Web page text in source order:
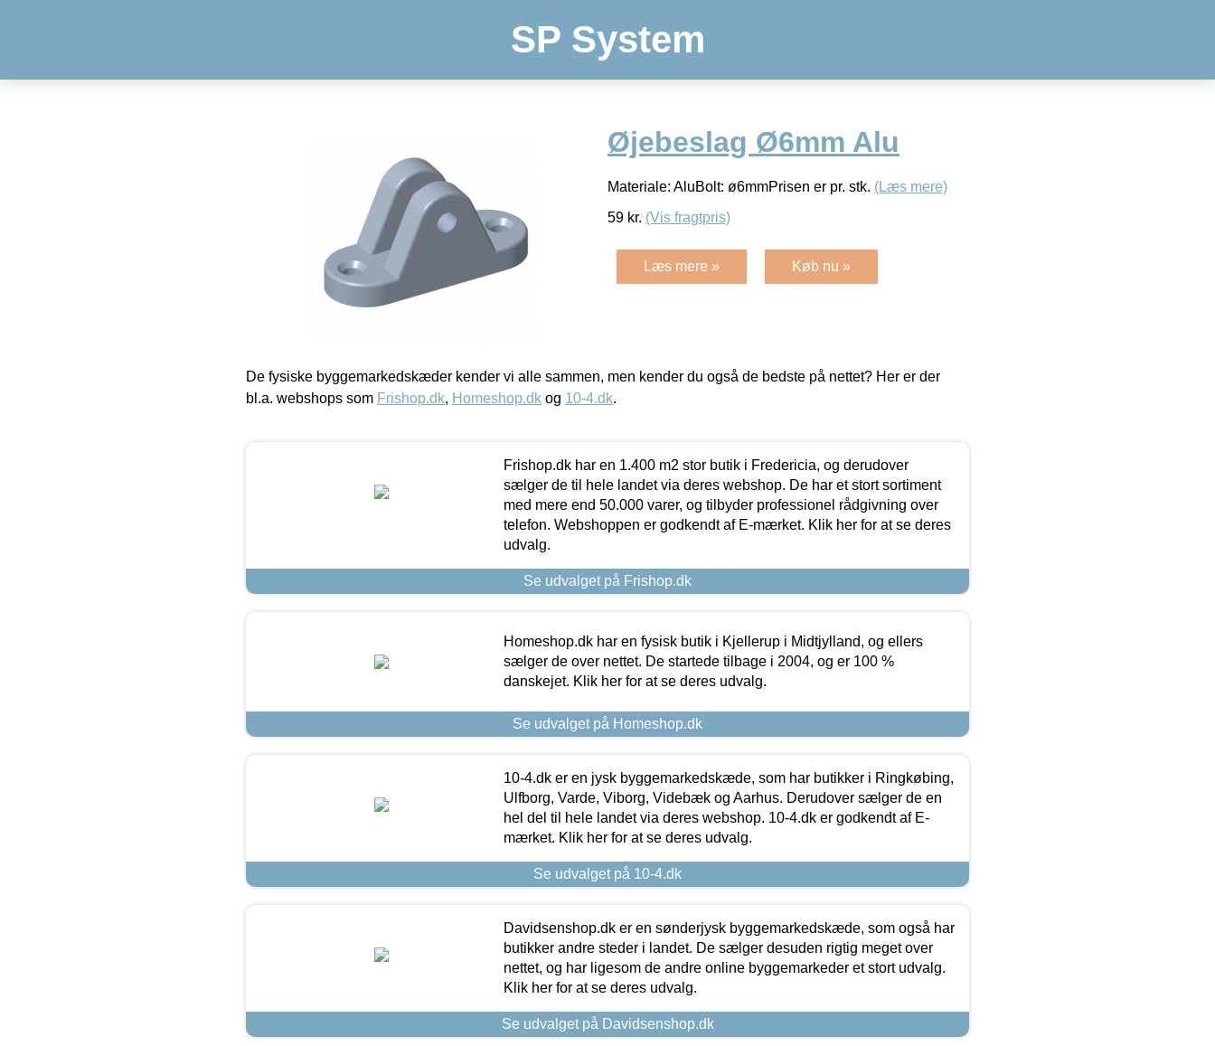
SP System
Øjebeslag Ø6mm Alu
Materiale: AluBolt: ø6mmPrisen er pr. stk. (Læs mere)
59 kr. (Vis fragtpris)
Læs mere » Køb nu »
De fysiske byggemarkedskæder kender vi alle sammen, men kender du også de bedste på nettet? Her er der
bl.a. webshops som Frishop.dk, Homeshop.dk og 10-4.dk.
Frishop.dk har en 1.400 m2 stor butik i Fredericia, og derudover
sælger de til hele landet via deres webshop. De har et stort sortiment
med mere end 50.000 varer, og tilbyder professionel rådgivning over
telefon. Webshoppen er godkendt af E-mærket. Klik her for at se deres
udvalg.
Se udvalget på Frishop.dk
Homeshop.dk har en fysisk butik i Kjellerup i Midtjylland, og ellers
sælger de over nettet. De startede tilbage i 2004, og er 100 %
danskejet. Klik her for at se deres udvalg.
Se udvalget på Homeshop.dk
10-4.dk er en jysk byggemarkedskæde, som har butikker i Ringkøbing,
Ulfborg, Varde, Viborg, Videbæk og Aarhus. Derudover sælger de en
hel del til hele landet via deres webshop. 10-4.dk er godkendt af E-
mærket. Klik her for at se deres udvalg.
Se udvalget på 10-4.dk
Davidsenshop.dk er en sønderjysk byggemarkedskæde, som også har
butikker andre steder i landet. De sælger desuden rigtig meget over
nettet, og har ligesom de andre online byggemarkeder et stort udvalg.
Klik her for at se deres udvalg.
Se udvalget på Davidsenshop.dk